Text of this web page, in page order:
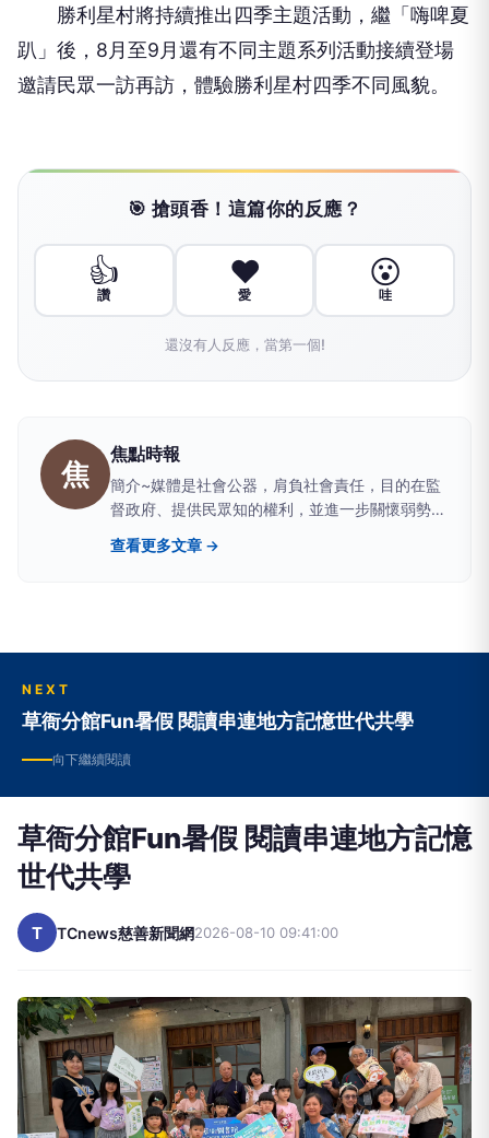
勝利星村將持續推出四季主題活動，繼「嗨啤夏
趴」後，8月至9月還有不同主題系列活動接續登場
邀請民眾一訪再訪，體驗勝利星村四季不同風貌。
🎯 搶頭香！這篇你的反應？
👍
讚
❤️
愛
😮
哇
還沒有人反應，當第一個!
焦
焦點時報
簡介~媒體是社會公器，肩負社會責任，目的在監
督政府、提供民眾知的權利，並進一步關懷弱勢、
實現社會正義；職責就是實現媒體的社會責任。因
此，我們結合了一群志同道合的朋友，共同決心付
刀」的精神為宗旨，以社會脈動和民意主流為依
查看更多文章 →
NEXT
草衙分館Fun暑假 閱讀串連地方記憶世代共學
向下繼續閱讀
草衙分館Fun暑假 閱讀串連地方記憶
世代共學
T TCnews慈善新聞網2026-08-10 09:41:00